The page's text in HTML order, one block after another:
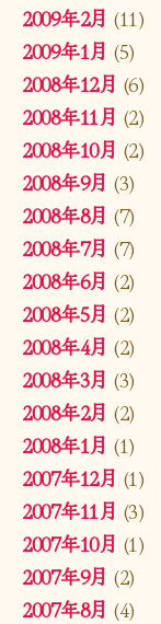
2009年2月 (11)
2009年1月 (5)
2008年12月 (6)
2008年11月 (2)
2008年10月 (2)
2008年9月 (3)
2008年8月 (7)
2008年7月 (7)
2008年6月 (2)
2008年5月 (2)
2008年4月 (2)
2008年3月 (3)
2008年2月 (2)
2008年1月 (1)
2007年12月 (1)
2007年11月 (3)
2007年10月 (1)
2007年9月 (2)
2007年8月 (4)